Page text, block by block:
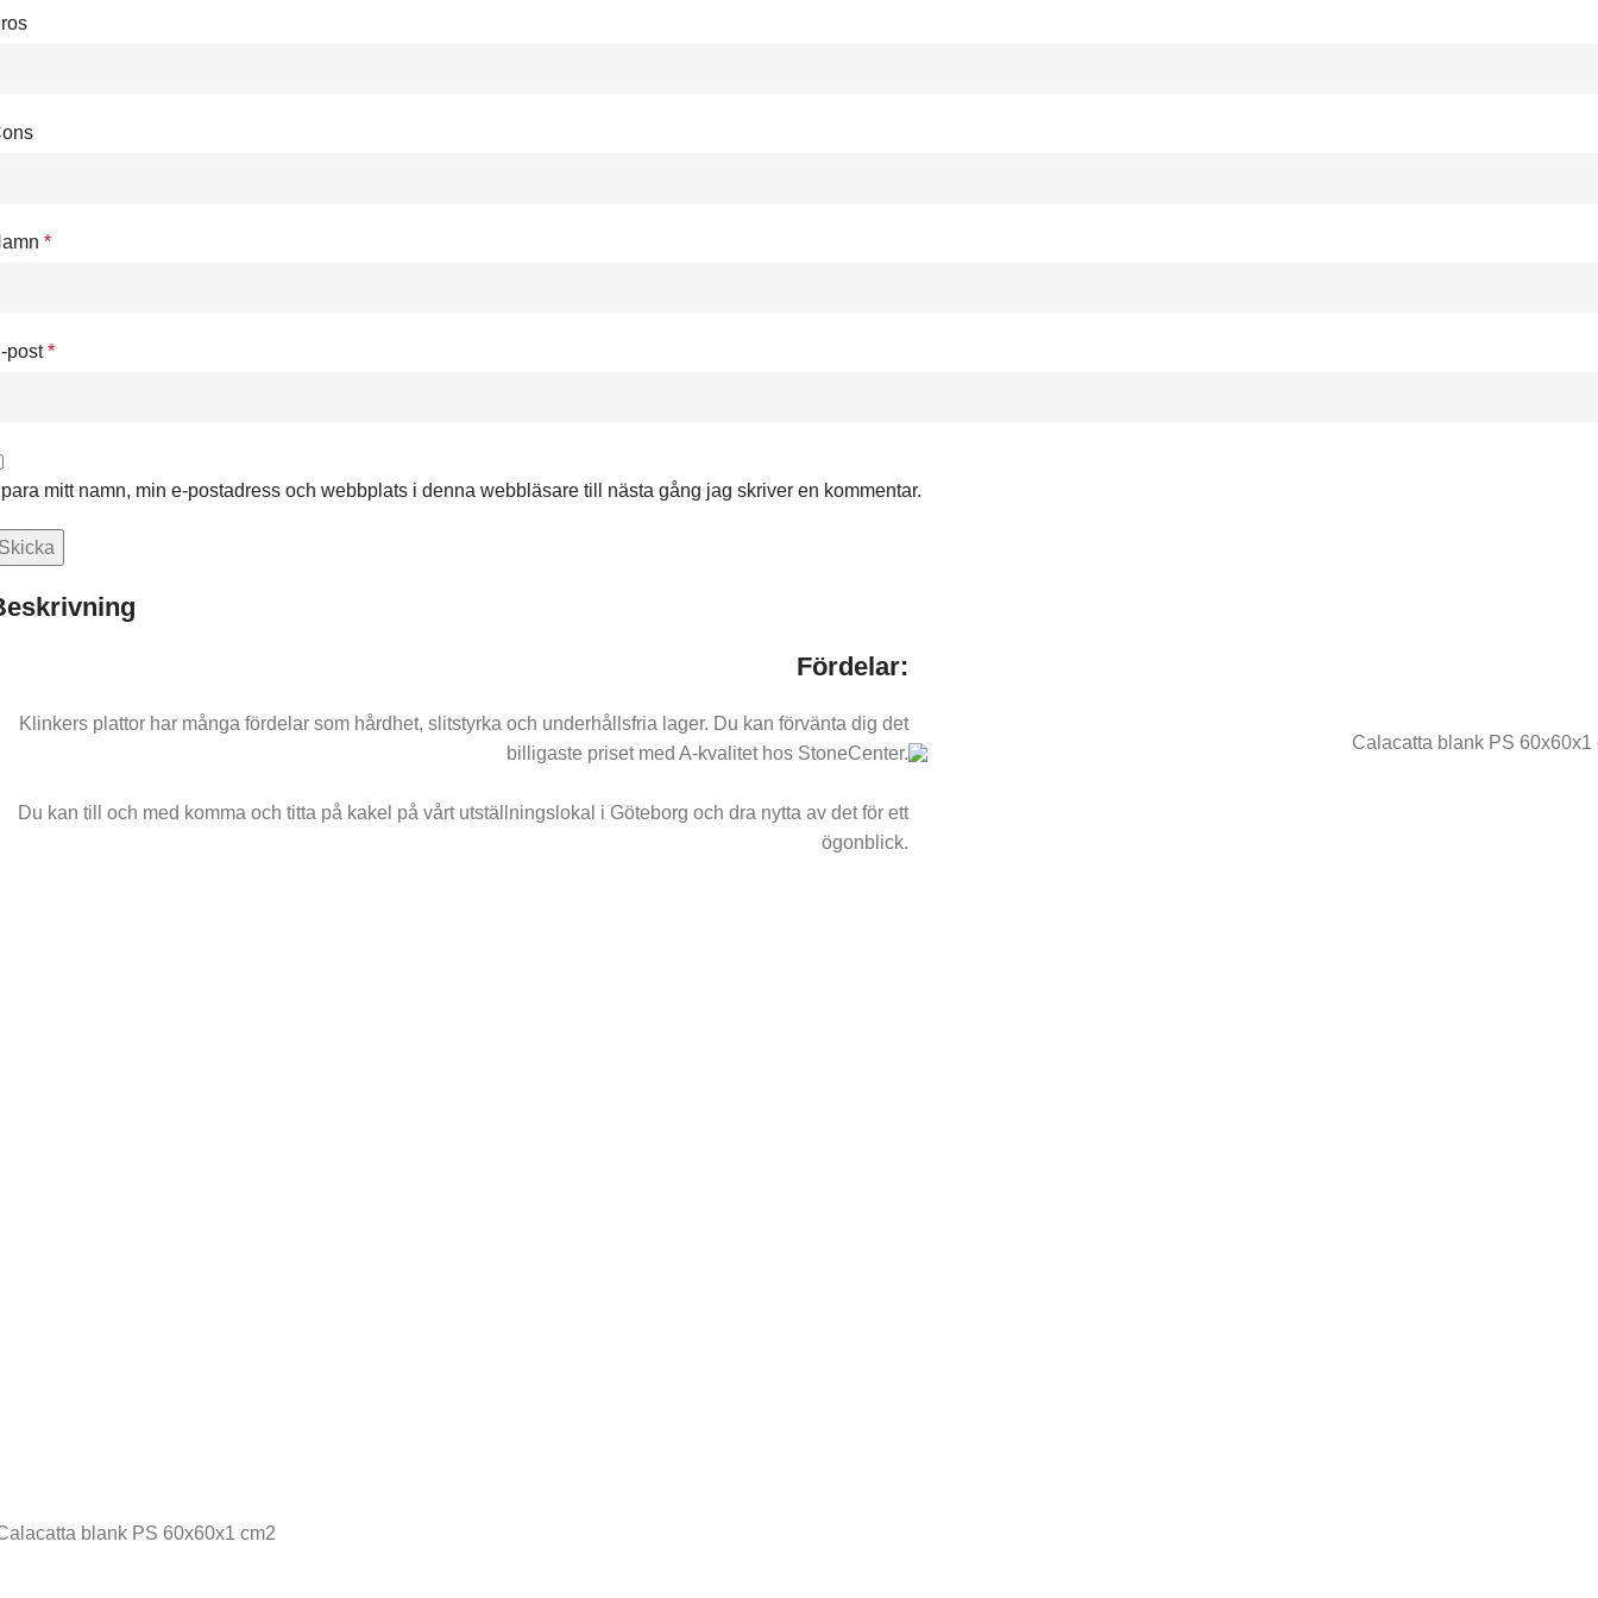
*
post*
mitt namn, min e-postadress och webbplats i denna webbläsare till nästa gång jag skriver en kommentar.
Fördelar:
Klinkers plattor har många fördelar som hårdhet, slitstyrka och underhållsfria lager. Du kan förvänta dig det
billigaste priset med A-kvalitet hos StoneCenter.
Du kan till och med komma och titta på kakel på vårt utställningslokal i Göteborg och dra nytta av det för ett
ögonblick.